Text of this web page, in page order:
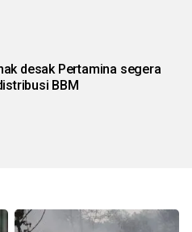
desak Pertamina segera
BBM